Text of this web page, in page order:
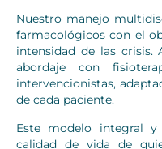
Nuestro manejo
farmacológicos con el
intensidad de las crisis.
abordaje con
intervencionistas,
de cada paciente.
Este modelo integral
calidad de vida de